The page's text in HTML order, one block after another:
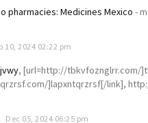
pharmacies: Medicines Mexico -
10, 2024 02:22 pm
, [url=http://tbkvfoznglrr.com/
]lapxntqrzrsf[/link],
Dec 05, 2024 06:25 pm